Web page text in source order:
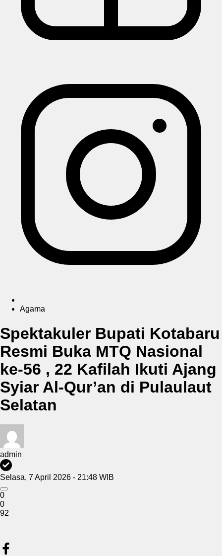
Agama
Spektakuler Bupati Kotabaru
Resmi Buka MTQ Nasional
ke-56 , 22 Kafilah Ikuti Ajang
Syiar Al-Qur’an di Pulaulaut
Selatan
admin
Selasa, 7 April 2026 - 21:48 WIB
0
0
92